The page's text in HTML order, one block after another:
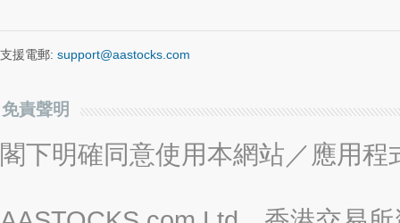
支援電郵: support@aastocks.com
免責聲明
閣下明確同意使用本網站／應用